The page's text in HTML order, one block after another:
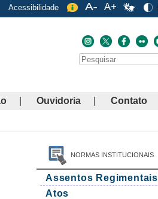
Acessibilidade
Buscar
Search
Ouvidoria Contato
NORMAS INSTITUCIONAIS
Assentos Regimentais
Atos